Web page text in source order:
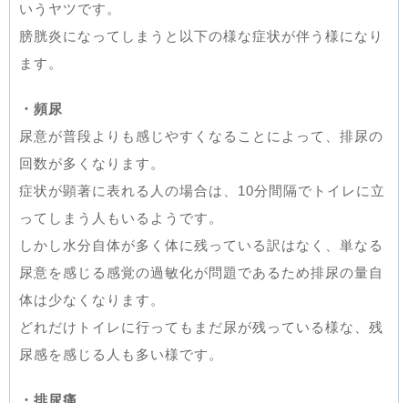
いうヤツです。
膀胱炎になってしまうと以下の様な症状が伴う様になり
ます。
・頻尿
尿意が普段よりも感じやすくなることによって、排尿の
回数が多くなります。
症状が顕著に表れる人の場合は、10分間隔でトイレに立
ってしまう人もいるようです。
しかし水分自体が多く体に残っている訳はなく、単なる
尿意を感じる感覚の過敏化が問題であるため排尿の量自
体は少なくなります。
どれだけトイレに行ってもまだ尿が残っている様な、残
尿感を感じる人も多い様です。